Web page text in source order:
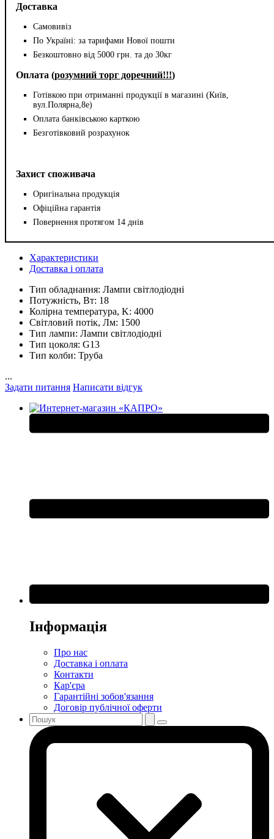
Доставка
Самовивіз
По Україні: за тарифами Нової пошти
Безкоштовно від 5000 грн. та до 30кг
Оплата (розумний торг доречний!!!)
Готівкою при отриманні продукції в магазині (Київ,
вул.Полярна,8е)
Оплата банківською карткою
Безготівковий розрахунок
Захист споживача
Оригінальна продукція
Офіційна гарантія
Повернення протягом 14 днів
Характеристики
Доставка і оплата
Тип обладнання: Лампи світлодіодні
Потужність, Вт: 18
Колірна температура, K: 4000
Світловий потік, Лм: 1500
Тип лампи: Лампи світлодіодні
Тип цоколя: G13
Тип колби: Труба
...
Задати питання Написати відгук
Інформація
Про нас
Доставка і оплата
Контакти
Кар'єра
Гарантійні зобов'язання
Договір публічної оферти